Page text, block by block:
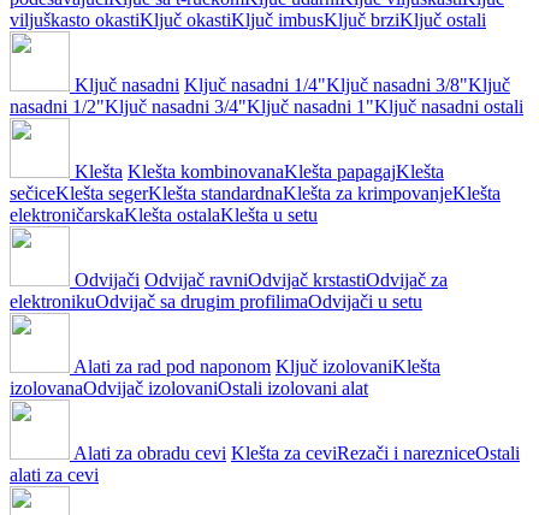
viljuškasto okastiKljuč okastiKljuč imbusKljuč brziKljuč ostali
Ključ nasadni Ključ nasadni 1/4"Ključ nasadni 3/8"Ključ
nasadni 1/2"Ključ nasadni 3/4"Ključ nasadni 1"Ključ nasadni ostali
Klešta Klešta kombinovanaKlešta papagajKlešta
sečiceKlešta segerKlešta standardnaKlešta za krimpovanjeKlešta
elektroničarskaKlešta ostalaKlešta u setu
Odvijači Odvijač ravniOdvijač krstastiOdvijač za
elektronikuOdvijač sa drugim profilimaOdvijači u setu
Alati za rad pod naponom Ključ izolovaniKlešta
izolovanaOdvijač izolovaniOstali izolovani alat
Alati za obradu cevi Klešta za ceviRezači i narezniceOstali
alati za cevi